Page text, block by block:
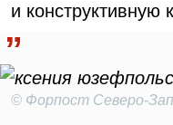
и конструктивную
© Форпост Северо-